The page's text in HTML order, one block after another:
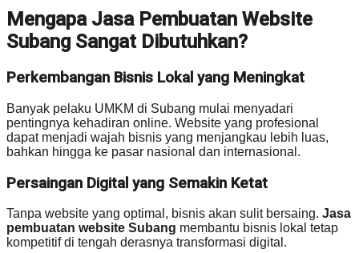
Mengapa Jasa Pembuatan Website
Subang Sangat Dibutuhkan?
Perkembangan Bisnis Lokal yang Meningkat
Banyak pelaku UMKM di Subang mulai menyadari
pentingnya kehadiran online. Website yang profesional
dapat menjadi wajah bisnis yang menjangkau lebih luas,
bahkan hingga ke pasar nasional dan internasional.
Persaingan Digital yang Semakin Ketat
Tanpa website yang optimal, bisnis akan sulit bersaing. Jasa
pembuatan website Subang membantu bisnis lokal tetap
kompetitif di tengah derasnya transformasi digital.